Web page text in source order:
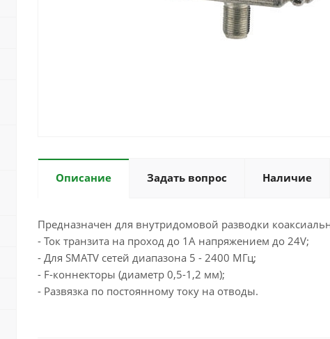
Описание Задать вопрос Наличие
Предназначен для внутридомовой разводки
- Ток транзита на проход до 1А напряжением до 24V;
- Для SMATV сетей диапазона 5 - 2400 МГц;
- F-коннекторы (диаметр 0,5-1,2 мм);
- Развязка по постоянному току на отводы.